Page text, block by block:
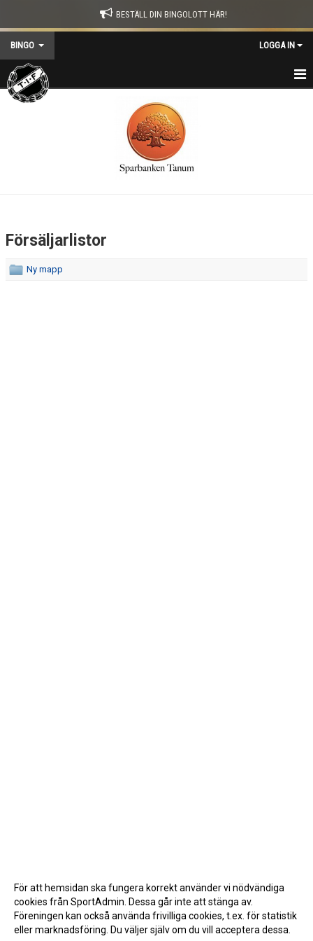
BESTÄLL DIN BINGOLOTT HÄR!
BINGO LOGGA IN
HEM
Försäljarlistor
Ny mapp
För att hemsidan ska fungera korrekt använder vi nödvändiga
cookies från SportAdmin. Dessa går inte att stänga av.
Föreningen kan också använda frivilliga cookies, t.ex. för statistik
eller marknadsföring. Du väljer själv om du vill acceptera dessa.